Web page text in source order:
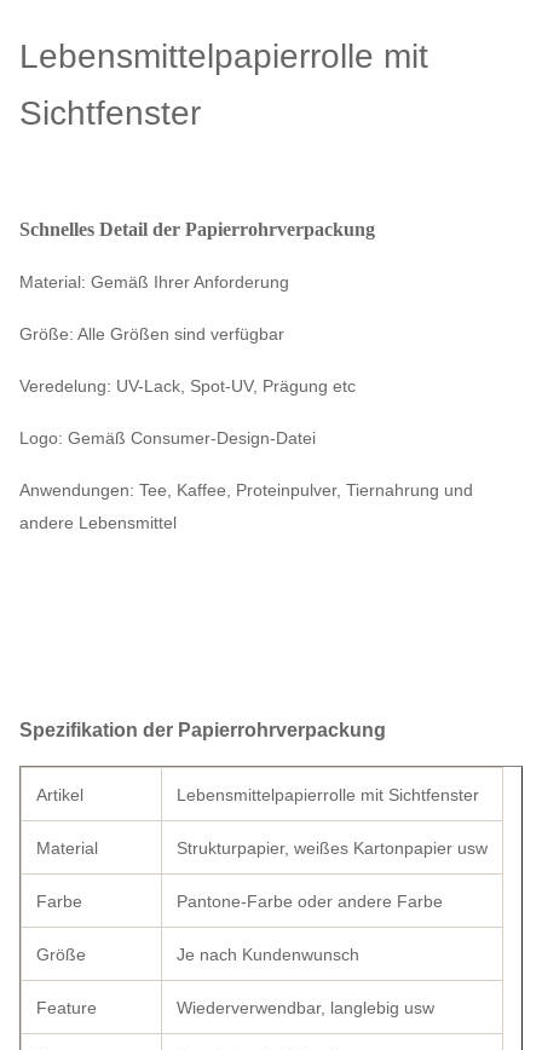
Lebensmittelpapierrolle mit
Sichtfenster
Schnelles Detail der Papierrohrverpackung
Material: Gemäß Ihrer Anforderung
Größe: Alle Größen sind verfügbar
Veredelung: UV-Lack, Spot-UV, Prägung etc
Logo: Gemäß Consumer-Design-Datei
Anwendungen: Tee, Kaffee, Proteinpulver, Tiernahrung und
andere Lebensmittel
Spezifikation der Papierrohrverpackung
Artikel Lebensmittelpapierrolle mit Sichtfenster
Material Strukturpapier, weißes Kartonpapier usw
Farbe Pantone-Farbe oder andere Farbe
Größe Je nach Kundenwunsch
Feature Wiederverwendbar, langlebig usw